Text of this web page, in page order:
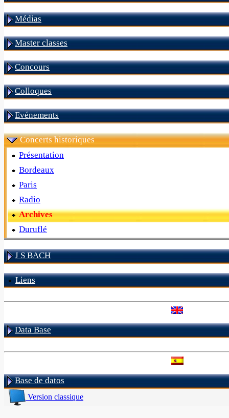
Médias
Master classes
Concours
Colloques
Evénements
Concerts historiques
Présentation
Bordeaux
Paris
Radio
Archives
Duruflé
J S BACH
Liens
Data Base
Base de datos
Version classique